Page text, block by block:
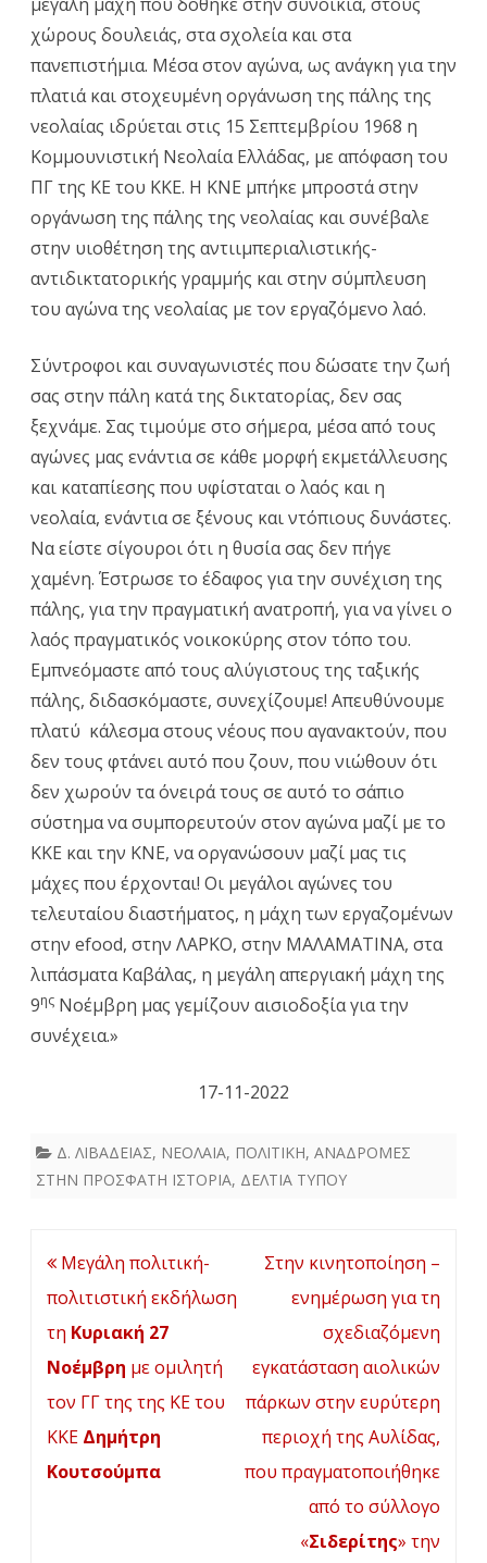
χώρους δουλειάς, στα σχολεία και στα
πανεπιστήμια. Μέσα στον αγώνα, ως ανάγκη για την
πλατιά και στοχευμένη οργάνωση της πάλης της
νεολαίας ιδρύεται στις 15 Σεπτεμβρίου 1968 η
Κομμουνιστική Νεολαία Ελλάδας, με απόφαση του
ΠΓ της ΚΕ του ΚΚΕ. Η ΚΝΕ μπήκε μπροστά στην
οργάνωση της πάλης της νεολαίας και συνέβαλε
στην υιοθέτηση της αντιιμπεριαλιστικής-
αντιδικτατορικής γραμμής και στην σύμπλευση
του αγώνα της νεολαίας με τον εργαζόμενο λαό.
Σύντροφοι και συναγωνιστές που δώσατε την ζωή
σας στην πάλη κατά της δικτατορίας, δεν σας
ξεχνάμε. Σας τιμούμε στο σήμερα, μέσα από τους
αγώνες μας ενάντια σε κάθε μορφή εκμετάλλευσης
και καταπίεσης που υφίσταται ο λαός και η
νεολαία, ενάντια σε ξένους και ντόπιους δυνάστες.
Να είστε σίγουροι ότι η θυσία σας δεν πήγε
χαμένη. Έστρωσε το έδαφος για την συνέχιση της
πάλης, για την πραγματική ανατροπή, για να γίνει ο
λαός πραγματικός νοικοκύρης στον τόπο του.
Εμπνεόμαστε από τους αλύγιστους της ταξικής
πάλης, διδασκόμαστε, συνεχίζουμε! Απευθύνουμε
πλατύ κάλεσμα στους νέους που αγανακτούν, που
δεν τους φτάνει αυτό που ζουν, που νιώθουν ότι
δεν χωρούν τα όνειρά τους σε αυτό το σάπιο
σύστημα να συμπορευτούν στον αγώνα μαζί με το
ΚΚΕ και την ΚΝΕ, να οργανώσουν μαζί μας τις
μάχες που έρχονται! Οι μεγάλοι αγώνες του
τελευταίου διαστήματος, η μάχη των εργαζομένων
στην efood, στην ΛΑΡΚΟ, στην ΜΑΛΑΜΑΤΙΝΑ, στα
λιπάσματα Καβάλας, η μεγάλη απεργιακή μάχη της
9ης Νοέμβρη μας γεμίζουν αισιοδοξία για την
συνέχεια.»
17-11-2022
Δ. ΛΙΒΑΔΕΙΑΣ, ΝΕΟΛΑΙΑ, ΠΟΛΙΤΙΚΗ, ΑΝΑΔΡΟΜΕΣ
ΣΤΗΝ ΠΡΟΣΦΑΤΗ ΙΣΤΟΡΙΑ, ΔΕΛΤΙΑ ΤΥΠΟΥ
Πλοήγηση
άρθρων
Μεγάλη πολιτική-
πολιτιστική εκδήλωση
τη Κυριακή 27
Νοέμβρη με ομιλητή
τον ΓΓ της της ΚΕ του
ΚΚΕ Δημήτρη
Κουτσούμπα
Στην κινητοποίηση –
ενημέρωση για τη
σχεδιαζόμενη
εγκατάσταση αιολικών
πάρκων στην ευρύτερη
περιοχή της Αυλίδας,
που πραγματοποιήθηκε
από το σύλλογο
«Σιδερίτης» την